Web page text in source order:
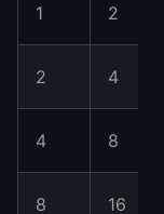
1 2
2 4
4 8
8 16